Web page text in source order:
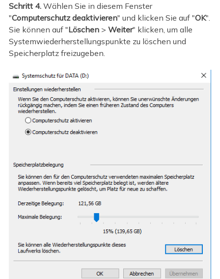
Schritt 4. Wählen Sie in diesem Fenster
"Computerschutz deaktivieren" und klicken Sie auf "OK".
Sie können auf "Löschen > Weiter" klicken, um alle
Systemwiederherstellungspunkte zu löschen und
Speicherplatz freizugeben.